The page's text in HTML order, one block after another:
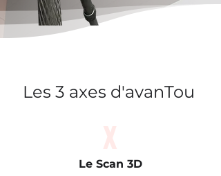
Les 3 axes d'avanTou
Le Scan 3D